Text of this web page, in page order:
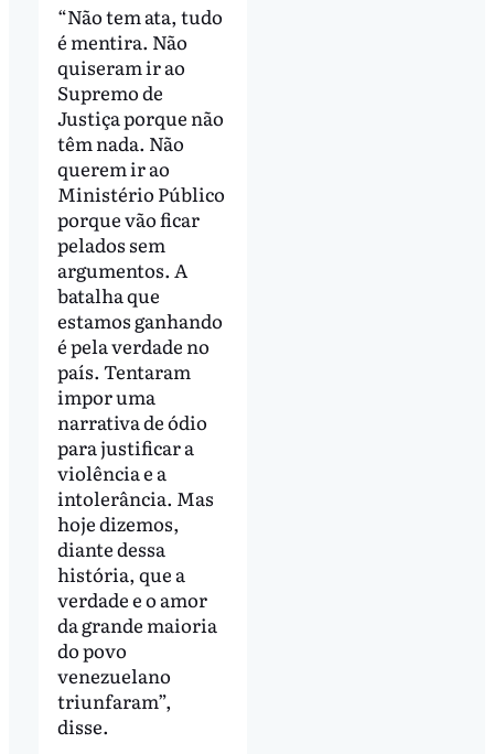
“Não tem ata, tudo
é mentira. Não
quiseram ir ao
Supremo de
Justiça porque não
têm nada. Não
querem ir ao
Ministério Público
porque vão ficar
pelados sem
argumentos. A
batalha que
estamos ganhando
é pela verdade no
país. Tentaram
impor uma
narrativa de ódio
para justificar a
violência e a
intolerância. Mas
hoje dizemos,
diante dessa
história, que a
verdade e o amor
da grande maioria
do povo
venezuelano
triunfaram”,
disse.